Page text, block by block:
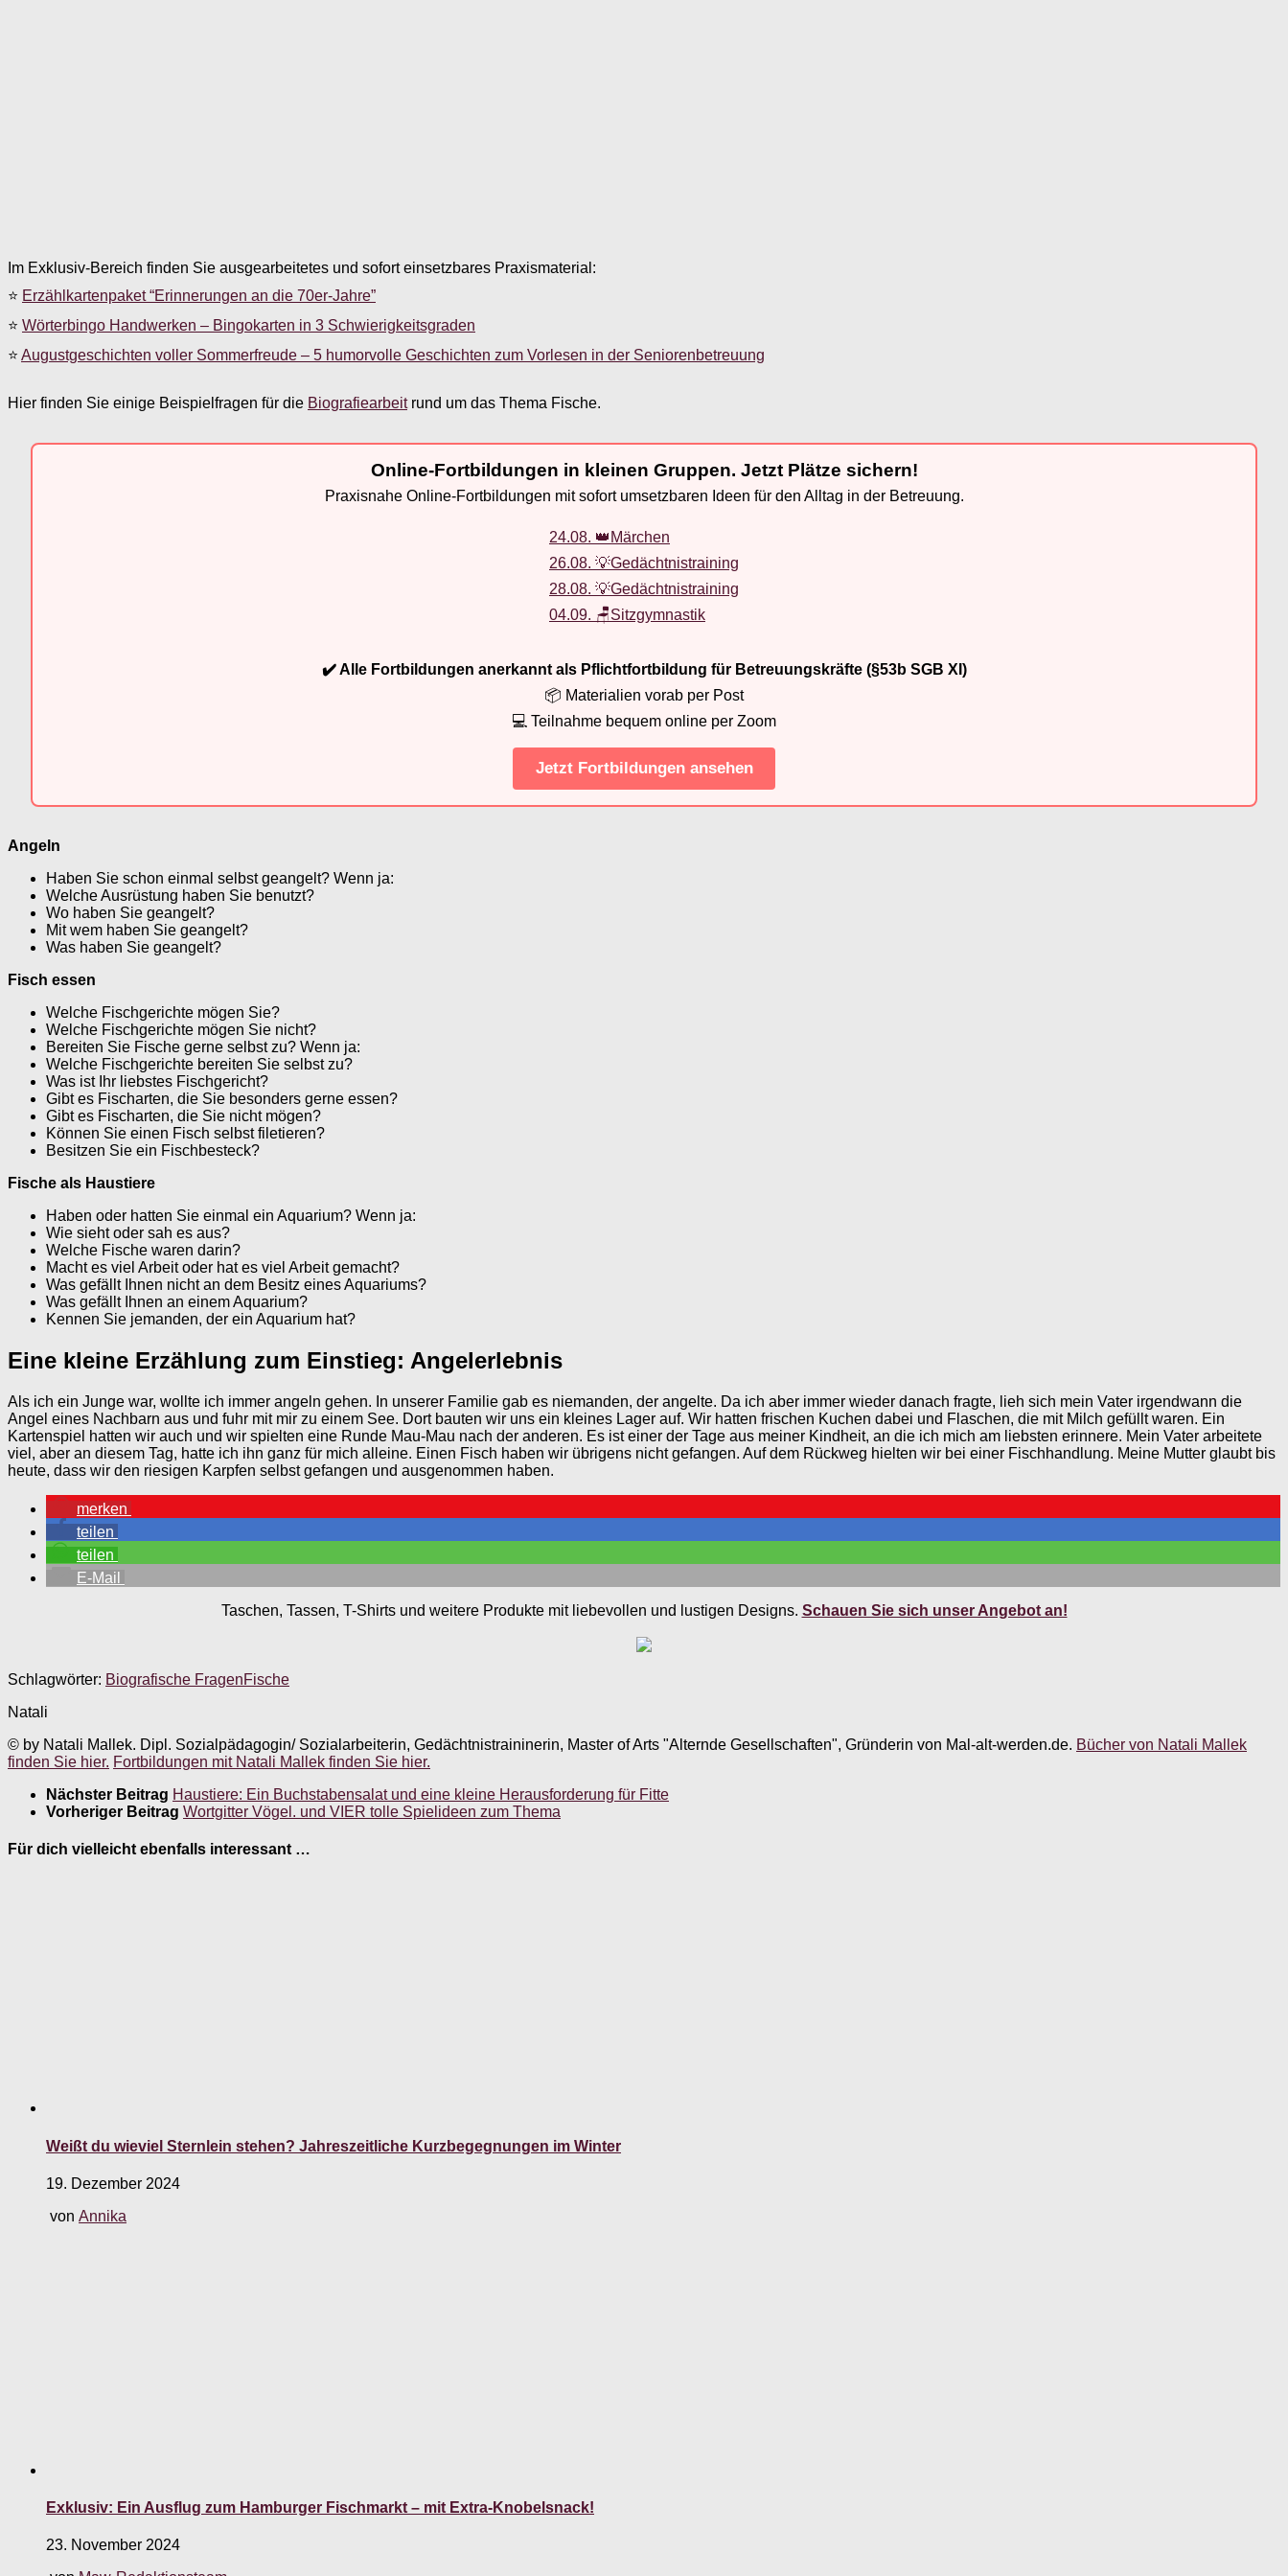
Im Exklusiv-Bereich finden Sie ausgearbeitetes und sofort einsetzbares Praxismaterial:
⭐ Erzählkartenpaket “Erinnerungen an die 70er-Jahre”
⭐ Wörterbingo Handwerken – Bingokarten in 3 Schwierigkeitsgraden
⭐ Augustgeschichten voller Sommerfreude – 5 humorvolle Geschichten zum Vorlesen in der Seniorenbetreuung
Hier finden Sie einige Beispielfragen für die Biografiearbeitrund um das Thema Fische.
Online-Fortbildungen in kleinen Gruppen. Jetzt Plätze sichern!
Praxisnahe Online-Fortbildungen mit sofort umsetzbaren Ideen für den Alltag in der Betreuung.
24.08. 👑Märchen
26.08. 💡Gedächtnistraining
28.08. 💡Gedächtnistraining
04.09. 🪑Sitzgymnastik
✔️ Alle Fortbildungen anerkannt als Pflichtfortbildung für Betreuungskräfte (§53b SGB XI)
📦 Materialien vorab per Post
💻 Teilnahme bequem online per Zoom
Jetzt Fortbildungen ansehen
Angeln
Haben Sie schon einmal selbst geangelt? Wenn ja:
Welche Ausrüstung haben Sie benutzt?
Wo haben Sie geangelt?
Mit wem haben Sie geangelt?
Was haben Sie geangelt?
Fisch essen
Welche Fischgerichte mögen Sie?
Welche Fischgerichte mögen Sie nicht?
Bereiten Sie Fische gerne selbst zu? Wenn ja:
Welche Fischgerichte bereiten Sie selbst zu?
Was ist Ihr liebstes Fischgericht?
Gibt es Fischarten, die Sie besonders gerne essen?
Gibt es Fischarten, die Sie nicht mögen?
Können Sie einen Fisch selbst filetieren?
Besitzen Sie ein Fischbesteck?
Fische als Haustiere
Haben oder hatten Sie einmal ein Aquarium? Wenn ja:
Wie sieht oder sah es aus?
Welche Fische waren darin?
Macht es viel Arbeit oder hat es viel Arbeit gemacht?
Was gefällt Ihnen nicht an dem Besitz eines Aquariums?
Was gefällt Ihnen an einem Aquarium?
Kennen Sie jemanden, der ein Aquarium hat?
Eine kleine Erzählung zum Einstieg: Angelerlebnis
Als ich ein Junge war, wollte ich immer angeln gehen. In unserer Familie gab es niemanden, der angelte. Da ich aber immer wieder danach fragte, lieh sich mein Vater irgendwann die
Angel eines Nachbarn aus und fuhr mit mir zu einem See. Dort bauten wir uns ein kleines Lager auf. Wir hatten frischen Kuchen dabei und Flaschen, die mit Milch gefüllt waren. Ein
Kartenspiel hatten wir auch und wir spielten eine Runde Mau-Mau nach der anderen. Es ist einer der Tage aus meiner Kindheit, an die ich mich am liebsten erinnere. Mein Vater arbeitete
viel, aber an diesem Tag, hatte ich ihn ganz für mich alleine. Einen Fisch haben wir übrigens nicht gefangen. Auf dem Rückweg hielten wir bei einer Fischhandlung. Meine Mutter glaubt bis
heute, dass wir den riesigen Karpfen selbst gefangen und ausgenommen haben.
merken
teilen
teilen
E-Mail
Taschen, Tassen, T-Shirts und weitere Produkte mit liebevollen und lustigen Designs. Schauen Sie sich unser Angebot an!
Schlagwörter: Biografische FragenFische
Natali
© by Natali Mallek. Dipl. Sozialpädagogin/ Sozialarbeiterin, Gedächtnistraininerin, Master of Arts "Alternde Gesellschaften", Gründerin von Mal-alt-werden.de. Bücher von Natali Mallek
finden Sie hier. Fortbildungen mit Natali Mallek finden Sie hier.
Nächster Beitrag Haustiere: Ein Buchstabensalat und eine kleine Herausforderung für Fitte
Vorheriger Beitrag Wortgitter Vögel. und VIER tolle Spielideen zum Thema
Für dich vielleicht ebenfalls interessant …
Weißt du wieviel Sternlein stehen? Jahreszeitliche Kurzbegegnungen im Winter
19. Dezember 2024
von Annika
Exklusiv: Ein Ausflug zum Hamburger Fischmarkt – mit Extra-Knobelsnack!
23. November 2024